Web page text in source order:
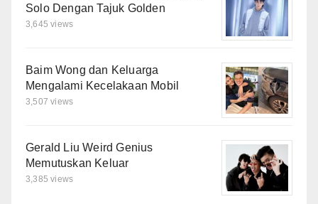
Solo Dengan Tajuk Golden
3,645 views
Baim Wong dan Keluarga
Mengalami Kecelakaan Mobil
3,507 views
Gerald Liu Weird Genius
Memutuskan Keluar
3,385 views